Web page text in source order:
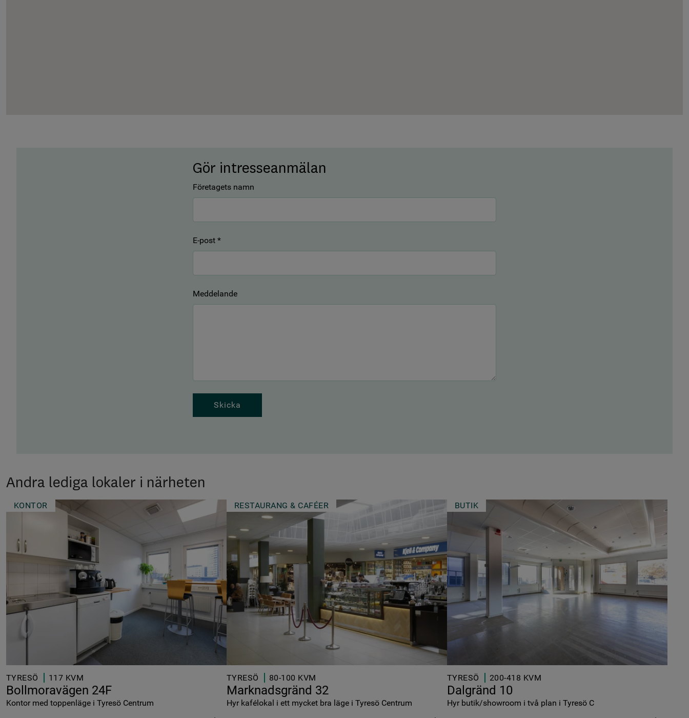
Gör intresseanmälan
Företagets namn
E-post
Meddelande
Skicka
Andra lediga lokaler i närheten
KONTOR
TYRESÖ 117 KVM
Bollmoravägen 24F
Kontor med toppenläge i Tyresö Centrum
RESTAURANG & CAFÉER
TYRESÖ 80-100 KVM
Marknadsgränd 32
Hyr kafélokal i ett mycket bra läge i Tyresö Centrum
BUTIK
TYRESÖ 200-418 KVM
Dalgränd 10
Hyr butik/showroom i två plan i Tyresö C